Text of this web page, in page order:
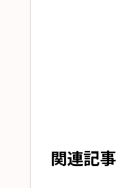
関連記事